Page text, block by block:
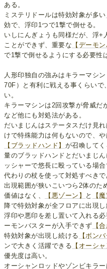
ある。
ミステリドールは特効対象が多い
効で、浮印1つで1撃で倒せる。
いしにんぎょうも同様だが、浮+
ことができず、重要な 【デーモ
で1撃で倒せるようにする必要性
人形印独自の強みはキラーマシ
70F）と有利に戦える事くらい
い。
キラーマシンは2回攻撃が脅威だ
など他にも対処法がある。
だいまじんはステータスだけ見
けで特殊能力は何もないので、
【ブラッドハンド】 が召喚して
量のブラッドハンドとだいまじ
ッシャーで悠長に殴っている場
代わりの杖を使って対処すべきで
出現範囲が狭いこいつら2体のた
価値はなく、
【悪ゾーン】 と 【
降で特効対象が全フロアに出現
浮印や悪印を差し置いて入れる
ーモンバスターが入手できず 【
特効対象が出現し続ける
【ボン
ンで大きく活躍できる 【オーシ
優先度は高い。
オーシャンロッドやゾンビキラ